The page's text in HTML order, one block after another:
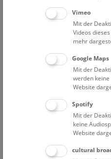
Eine Nacht
Vimeo
Mit der
Videos
mehr
Google Maps
Mit der
werden
Website
Spotify
Mit der
keine
Website
cultural